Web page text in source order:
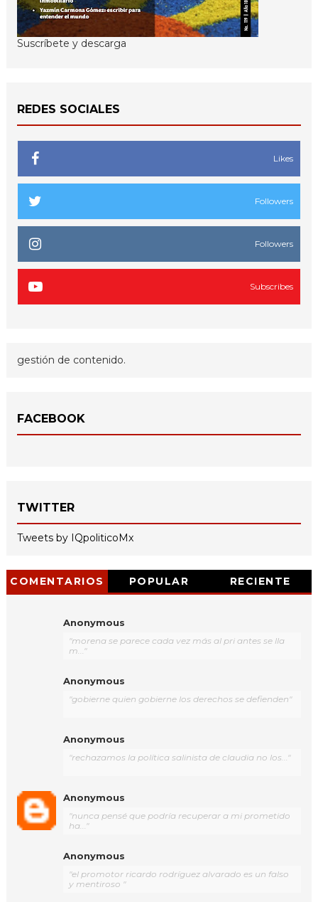
Suscríbete y descarga
REDES SOCIALES
Likes
Followers
Followers
Subscribes
gestión de contenido.
FACEBOOK
TWITTER
Tweets by IQpoliticoMx
COMENTARIOS POPULAR RECIENTE
Anonymous
"morena se parece cada vez más al pri antes se lla
m..."
Anonymous
"gobierne quien gobierne los derechos se defienden"
Anonymous
"rechazamos la política salinista de claudia no los..."
Anonymous
"nunca pensé que podría recuperar a mi prometido
ha..."
Anonymous
"el promotor ricardo rodríguez alvarado es un falso
y mentiroso "